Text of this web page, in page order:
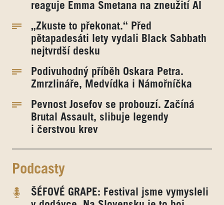
reaguje Emma Smetana na zneužití AI
„Zkuste to překonat.“ Před
pětapadesáti lety vydali Black Sabbath
nejtvrdší desku
Podivuhodný příběh Oskara Petra.
Zmrzlináře, Medvídka i Námořníčka
Pevnost Josefov se probouzí. Začíná
Brutal Assault, slibuje legendy
i čerstvou krev
Podcasty
ŠÉFOVÉ GRAPE: Festival jsme vymysleli